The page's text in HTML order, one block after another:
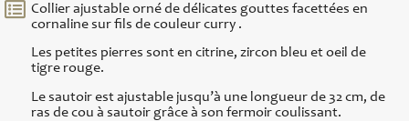
Collier ajustable orné de délicates gouttes facettées en
cornaline sur fils de couleur curry .
Les petites pierres sont en citrine, zircon bleu et oeil de
tigre rouge.
Le sautoir est ajustable jusqu’à une longueur de 32 cm, de
ras de cou à sautoir grâce à son fermoir coulissant.